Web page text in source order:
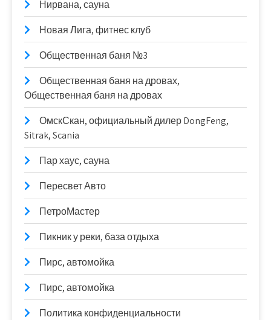
Нирвана, сауна
Новая Лига, фитнес клуб
Общественная баня №3
Общественная баня на дровах,
Общественная баня на дровах
ОмскСкан, официальный дилер DongFeng,
Sitrak, Scania
Пар хаус, сауна
Пересвет Авто
ПетроМастер
Пикник у реки, база отдыха
Пирс, автомойка
Пирс, автомойка
Политика конфиденциальности